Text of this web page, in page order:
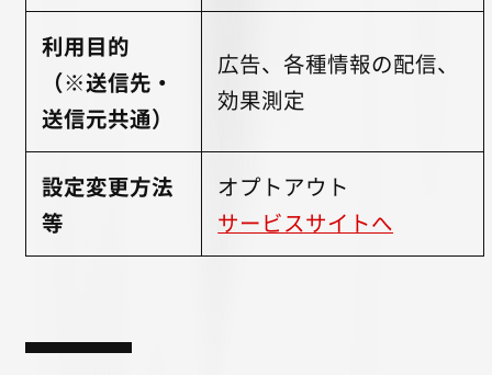
利用目的
（※送信先・
送信元共通）
広告、各種情報の配信、
効果測定
設定変更方法
等
オプトアウト
サービスサイトへ